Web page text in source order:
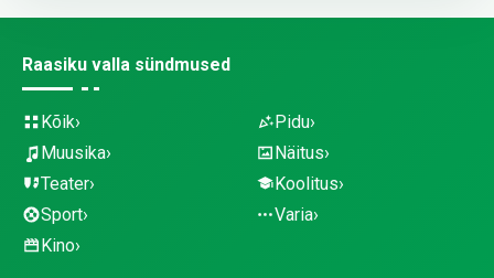
Raasiku valla sündmused
Kõik
Muusika
Teater
Sport
Kino
Pidu
Näitus
Koolitus
Varia